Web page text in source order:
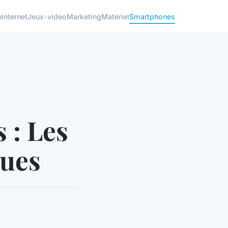
InternetJeux-videoMarketingMatérielSmartphones
: Les